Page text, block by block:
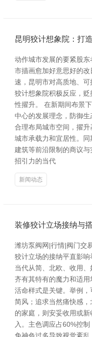
昆明狡计想象院：打
动作城市发展的要紧股
市描画愈加好意思好的
速，昆明市对高质地、
狡计想象院积极反应，
性擢升。 在新期间布景
中心的发展理念，防御生
合理布局城市空间，擢
城市承载力和宜居性。
建筑等前沿限制的商议
招引力的当代
新闻动态
装修狡计立场接纳与
潍坊泵阀网|行情|阀门交
狡计立场的接纳平直影
当代从简、北欧、收用
齐有其特有的魔力和适
活命样式是关键。举例
简风；追求当然痛快感
的家庭，则安妥收用或
入。主色调应占60%控